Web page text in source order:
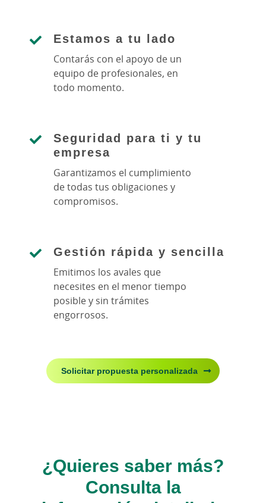
Estamos a tu lado
Contarás con el apoyo de un
equipo de profesionales, en
todo momento.
Seguridad para ti y tu
empresa
Garantizamos el cumplimiento
de todas tus obligaciones y
compromisos.
Gestión rápida y sencilla
Emitimos los avales que
necesites en el menor tiempo
posible y sin trámites
engorrosos.
Solicitar propuesta personalizada
¿Quieres saber más?
Consulta la